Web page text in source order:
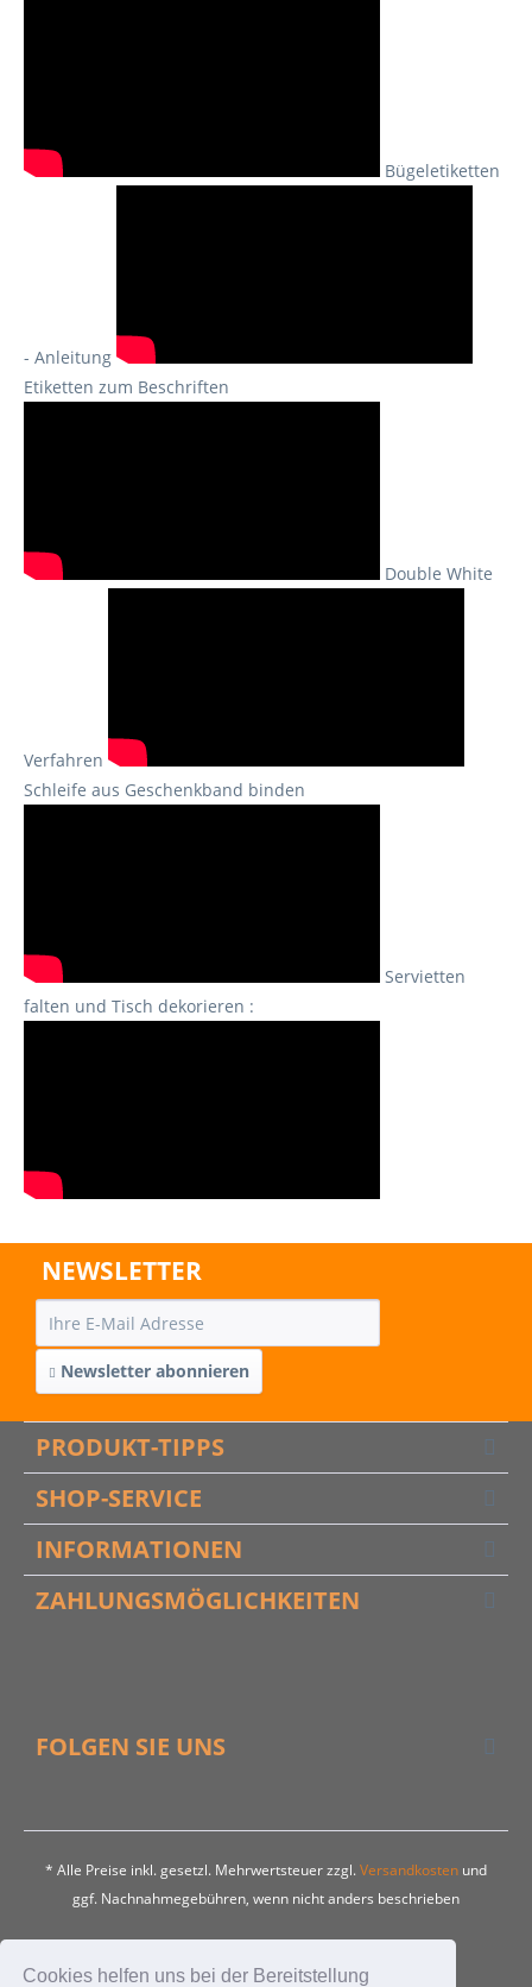
Cookies helfen uns bei der Bereitstellung
Bügeletiketten
- Anleitung
Etiketten zum Beschriften
Double White
Verfahren
Schleife aus Geschenkband binden
Servietten
falten und Tisch dekorieren :
NEWSLETTER
Newsletter abonnieren
PRODUKT-TIPPS
SHOP-SERVICE
INFORMATIONEN
ZAHLUNGSMÖGLICHKEITEN
FOLGEN SIE UNS
* Alle Preise inkl. gesetzl. Mehrwertsteuer zzgl.Versandkosten und
ggf. Nachnahmegebühren, wenn nicht anders beschrieben